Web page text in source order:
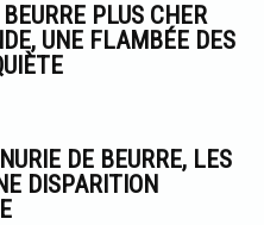
PLUS CHER
UNE FLAMBÉE DES
DE BEURRE, LES
DISPARITION